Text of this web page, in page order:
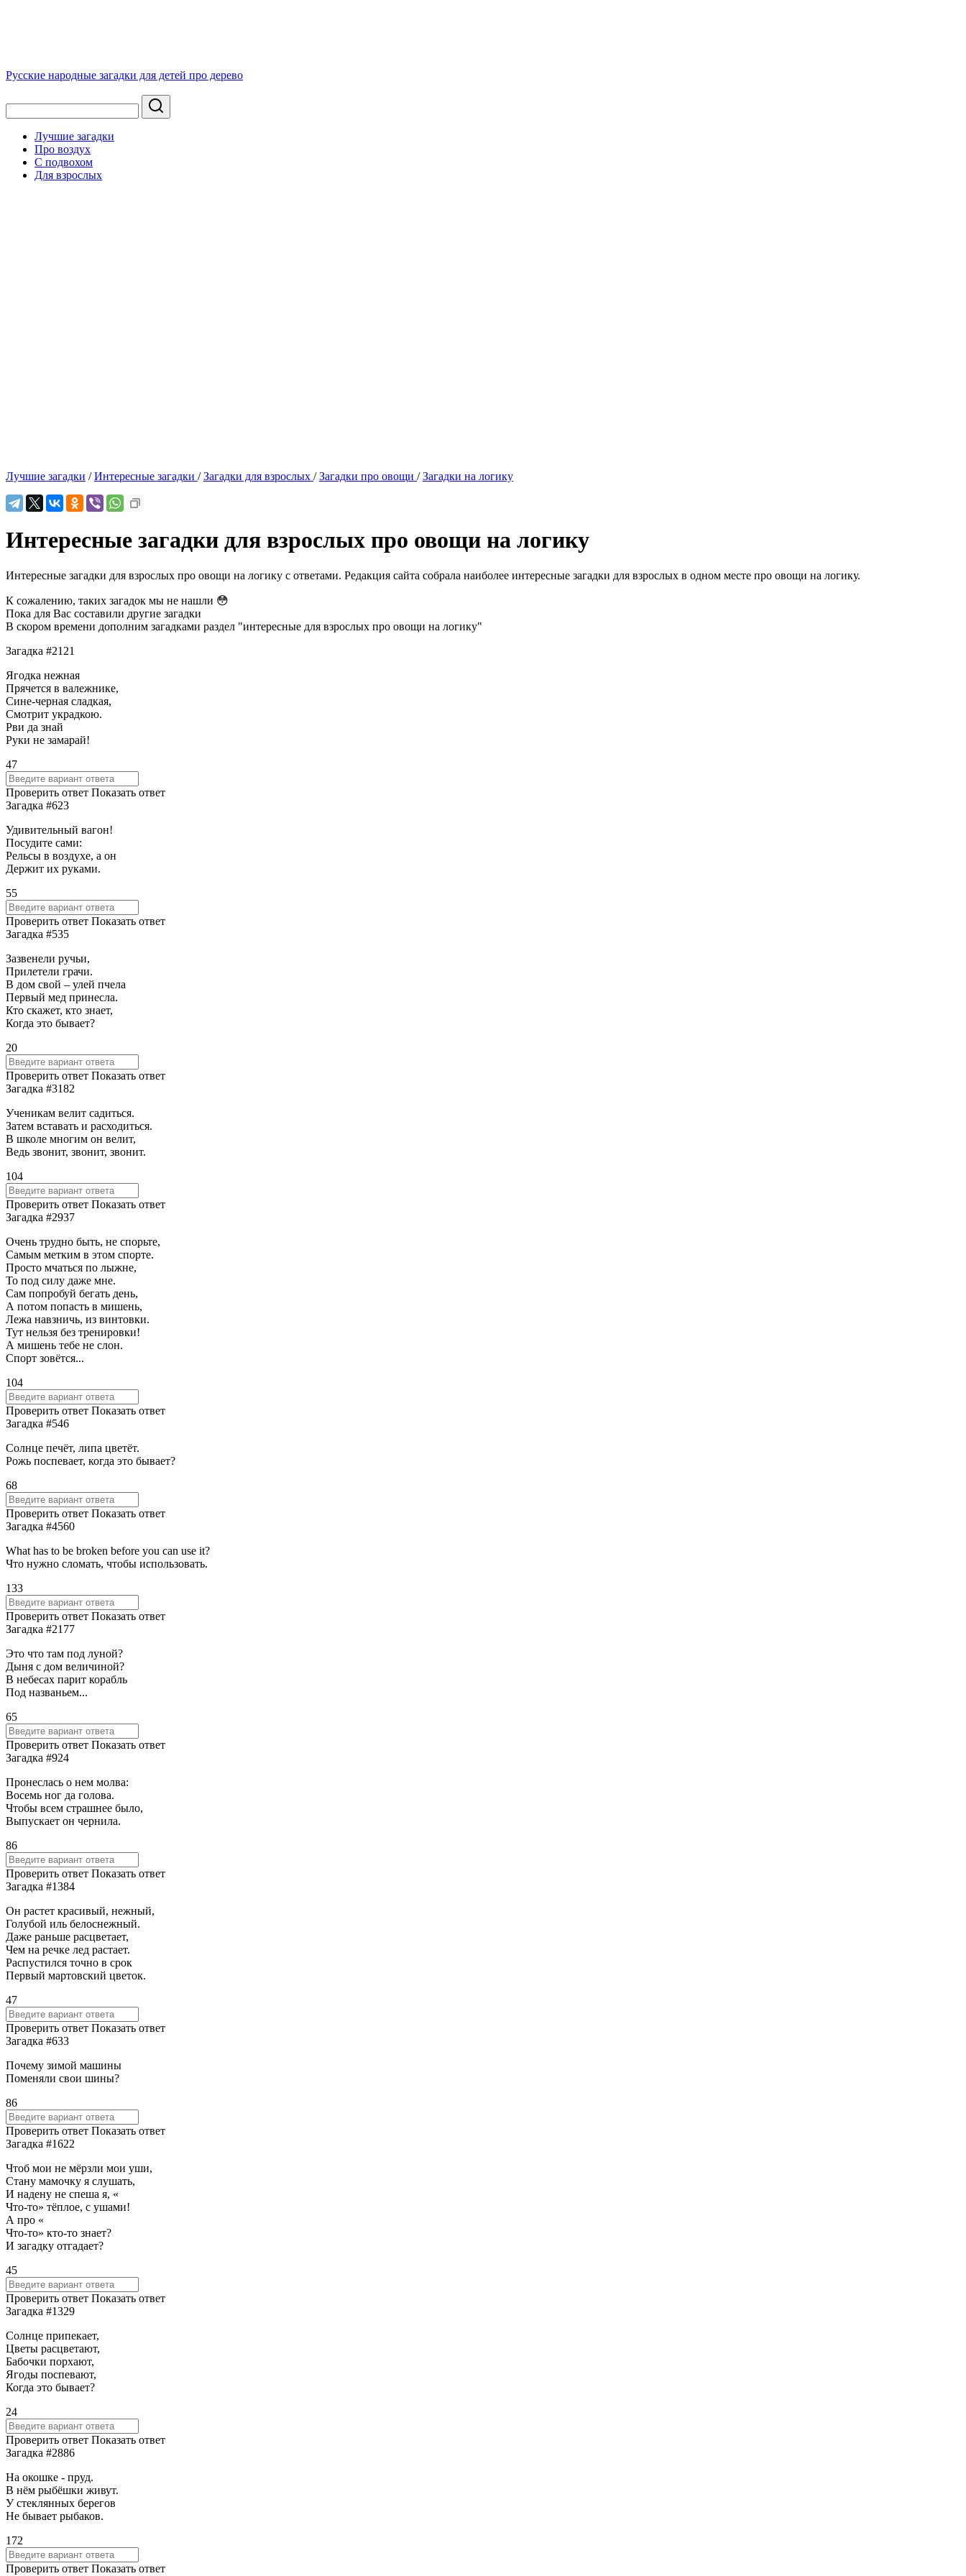
Русские народные загадки для детей про дерево
Лучшие загадки
Про воздух
С подвохом
Для взрослых
Лучшие загадки / Интересные загадки / Загадки для взрослых / Загадки про овощи / Загадки на логику
Интересные загадки для взрослых про овощи на логику
Интересные загадки для взрослых про овощи на логику с ответами. Редакция сайта собрала наиболее интересные загадки для взрослых в одном месте про овощи на логику.
К сожалению, таких загадок мы не нашли 😳
Пока для Вас составили другие загадки
В скором времени дополним загадками раздел "интересные для взрослых про овощи на логику"
Загадка #2121
Ягодка нежная
Прячется в валежнике,
Сине-черная сладкая,
Смотрит украдкою.
Рви да знай
Руки не замарай!
47
Проверить ответ Показать ответ
Загадка #623
Удивительный вагон!
Посудите сами:
Рельсы в воздухе, а он
Держит их руками.
55
Проверить ответ Показать ответ
Загадка #535
Зазвенели ручьи,
Прилетели грачи.
В дом свой – улей пчела
Первый мед принесла.
Кто скажет, кто знает,
Когда это бывает?
20
Проверить ответ Показать ответ
Загадка #3182
Ученикам велит садиться.
Затем вставать и расходиться.
В школе многим он велит,
Ведь звонит, звонит, звонит.
104
Проверить ответ Показать ответ
Загадка #2937
Очень трудно быть, не спорьте,
Самым метким в этом спорте.
Просто мчаться по лыжне,
То под силу даже мне.
Сам попробуй бегать день,
А потом попасть в мишень,
Лежа навзничь, из винтовки.
Тут нельзя без тренировки!
А мишень тебе не слон.
Спорт зовётся...
104
Проверить ответ Показать ответ
Загадка #546
Солнце печёт, липа цветёт.
Рожь поспевает, когда это бывает?
68
Проверить ответ Показать ответ
Загадка #4560
What has to be broken before you can use it?
Что нужно сломать, чтобы использовать.
133
Проверить ответ Показать ответ
Загадка #2177
Это что там под луной?
Дыня с дом величиной?
В небесах парит корабль
Под названьем...
65
Проверить ответ Показать ответ
Загадка #924
Пронеслась о нем молва:
Восемь ног да голова.
Чтобы всем страшнее было,
Выпускает он чернила.
86
Проверить ответ Показать ответ
Загадка #1384
Он растет красивый, нежный,
Голубой иль белоснежный.
Даже раньше расцветает,
Чем на речке лед растает.
Распустился точно в срок
Первый мартовский цветок.
47
Проверить ответ Показать ответ
Загадка #633
Почему зимой машины
Поменяли свои шины?
86
Проверить ответ Показать ответ
Загадка #1622
Чтоб мои не мёрзли мои уши,
Стану мамочку я слушать,
И надену не спеша я, «
Что-то» тёплое, с ушами!
А про «
Что-то» кто-то знает?
И загадку отгадает?
45
Проверить ответ Показать ответ
Загадка #1329
Солнце припекает,
Цветы расцветают,
Бабочки порхают,
Ягоды поспевают,
Когда это бывает?
24
Проверить ответ Показать ответ
Загадка #2886
На окошке - пруд.
В нём рыбёшки живут.
У стеклянных берегов
Не бывает рыбаков.
172
Проверить ответ Показать ответ